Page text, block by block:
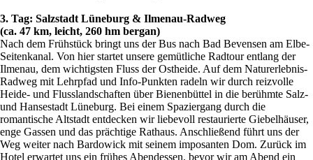
3. Tag: Salzstadt Lüneburg & Ilmenau-Radweg
(ca. 47 km, leicht, 260 hm bergan)
Nach dem Frühstück bringt uns der Bus nach Bad Bevensen am Elbe-
Seitenkanal. Von hier startet unsere gemütliche Radtour entlang der
Ilmenau, dem wichtigsten Fluss der Ostheide. Auf dem Naturerlebnis-
Radweg mit Lehrpfad und Info-Punkten radeln wir durch reizvolle
Heide- und Flusslandschaften über Bienenbüttel in die berühmte Salz-
und Hansestadt Lüneburg. Bei einem Spaziergang durch die
romantische Altstadt entdecken wir liebevoll restaurierte Giebelhäuser,
enge Gassen und das prächtige Rathaus. Anschließend führt uns der
Weg weiter nach Bardowick mit seinem imposanten Dom. Zurück im
Hotel erwartet uns ein frühes Abendessen, bevor wir am Abend ein